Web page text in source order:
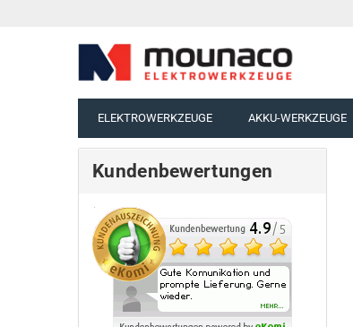
ELEKTROWERKZEUGE AKKU-WERKZEUGE
Kundenbewertungen